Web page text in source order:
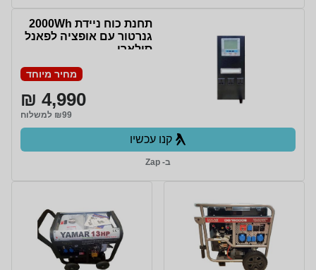
תחנת כוח ניידת 2000Wh
גנרטור עם אופציה לפאנל
סולארי
מחיר מיוחד
4,990 ₪
₪99 למשלוח
קנו עכשיו
ב- Zap